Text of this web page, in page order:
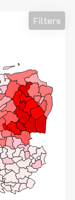
Filters